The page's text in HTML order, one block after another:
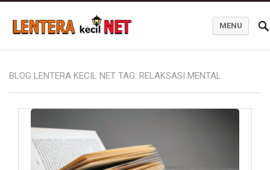
MENU
BLOG LENTERA KECIL NET TAG: RELAKSASI MENTAL